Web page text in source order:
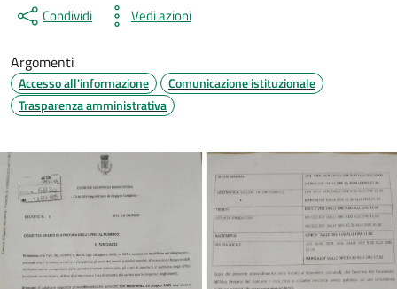
Condividi Vedi azioni
Argomenti
Accesso all'informazione
Comunicazione istituzionale
Trasparenza amministrativa